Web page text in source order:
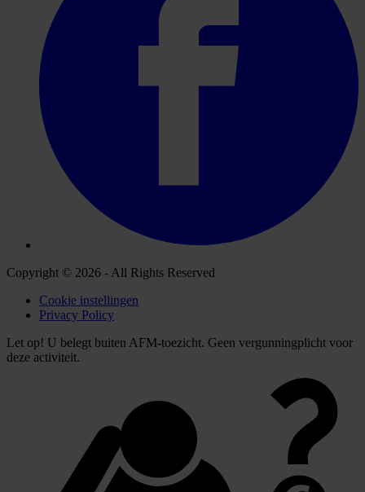
Copyright © 2026 - All Rights Reserved
Cookie instellingen
Privacy Policy
Let op! U belegt buiten AFM-toezicht. Geen vergunningplicht voor
deze activiteit.